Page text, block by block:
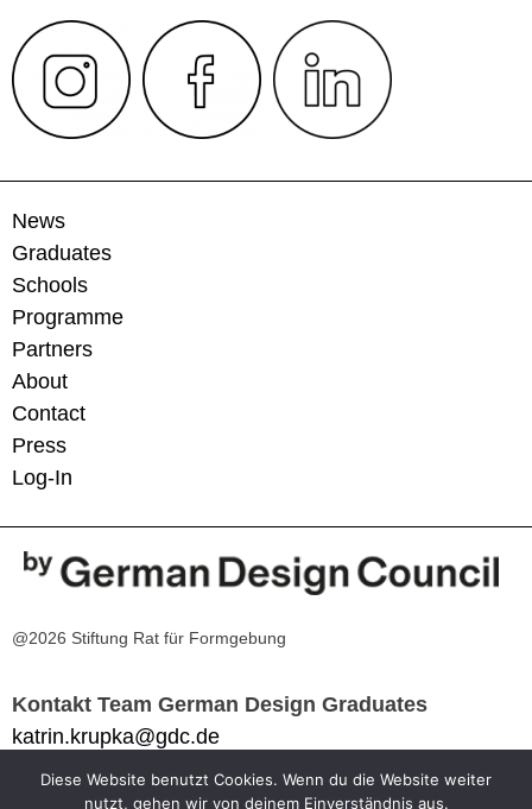
News
Graduates
Schools
Programme
Partners
About
Contact
Press
Log-In
@2026 Stiftung Rat für Formgebung
Kontakt Team German Design Graduates
katrin.krupka@gdc.de
Impressum
Diese Website benutzt Cookies. Wenn du die Website weiter
nutzt, gehen wir von deinem Einverständnis aus.